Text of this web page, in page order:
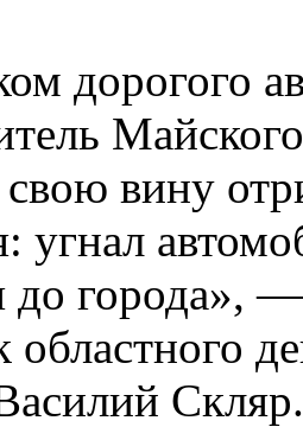
дорогого
вину
угнал
до города»,
областного
Скляр.